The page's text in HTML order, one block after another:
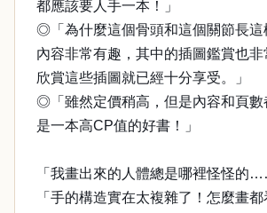
都應該要人手一本！」
◎「為什麼這個骨頭和這個關節長這
內容非常有趣，其中的插圖鑑賞也
欣賞這些插圖就已經十分享受。」
◎「雖然定價稍高，但是內容和頁數
是一本高CP值的好書！」
「我畫出來的人體總是哪裡怪怪的
「手的構造實在太複雜了！怎麼畫